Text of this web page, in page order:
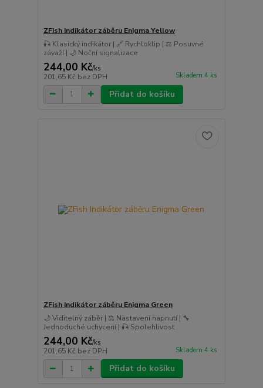
ZFish Indikátor záběru Enigma Yellow
🎣 Klasický indikátor | 🔗 Rychloklip | ⚖️ Posuvné
závaží | 🌙 Noční signalizace
244,00 Kč/ks
201,65 Kč bez DPH Skladem 4 ks
Přidat do košíku
ZFish Indikátor záběru Enigma Green
🌙 Viditelný záběr | ⚖️ Nastavení napnutí | 🔧
Jednoduché uchycení | 🎣 Spolehlivost
244,00 Kč/ks
201,65 Kč bez DPH Skladem 4 ks
Přidat do košíku